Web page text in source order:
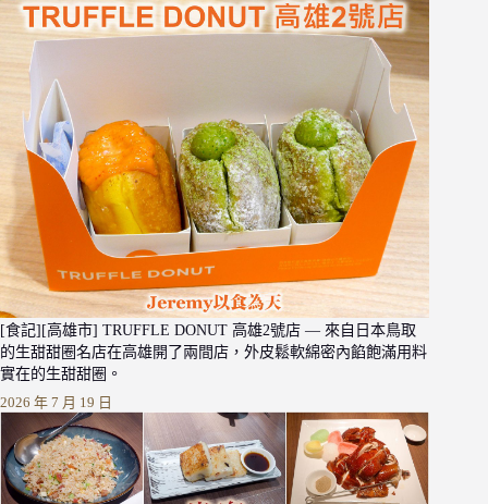
[食記][高雄市] TRUFFLE DONUT 高雄2號店 — 來自日本鳥取
的生甜甜圈名店在高雄開了兩間店，外皮鬆軟綿密內餡飽滿用料
實在的生甜甜圈。
2026 年 7 月 19 日